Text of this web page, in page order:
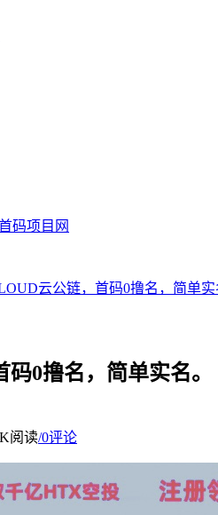
码项目网
云公链，首码0撸名，简单
0撸名，简单实名。
阅读/0评论